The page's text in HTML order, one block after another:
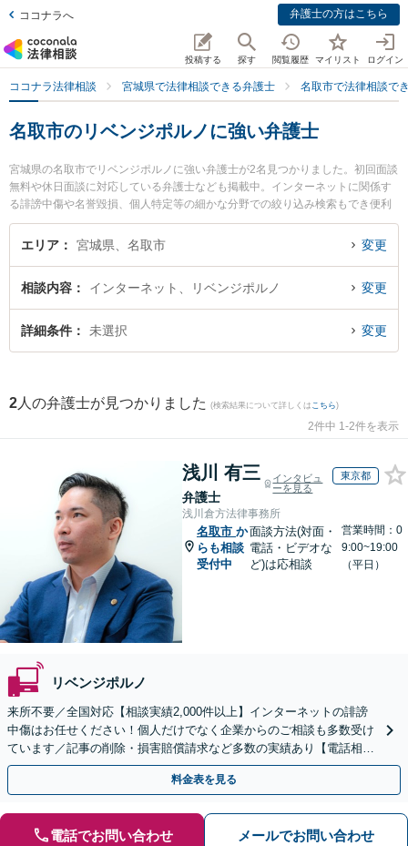
ココナラへ 弁護士の方はこちら
投稿する 探す 閲覧履歴 マイリスト ログイン
ココナラ法律相談 宮城県で法律相談できる弁護士 名取市で法律相談で
名取市のリベンジポルノに強い弁護士
宮城県の名取市でリベンジポルノに強い弁護士が2名見つかりました。初回面談
無料や休日面談に対応している弁護士なども掲載中。インターネットに関係す
る誹謗中傷や名誉毀損、個人特定等の細かな分野での絞り込み検索もでき便利
です。特に弁護士法人法律事務所せんだい 名取オフィスの赤桐 仁輔弁護士やし
らとり法律事務所の白鳥 剛臣弁護士のプロフィール情報や弁護士費用、強みな
績豊富な近くの弁護士を検索したい』『初回相談無料でリベンジポルノを法律
相談できる名取市内の弁護士に相談予約したい』などでお困りの相談者さんに
おすすめです。
エリア 宮城県、名取市 変更
相談内容 インターネット、リベンジポルノ 変更
詳細条件 未選択 変更
2 人の弁護士が見つかりました (検索結果について詳しくは こちら)
2件中 1-2件を表示
浅川 有三
弁護士
インタビュ
ーを見る
東京都
浅川倉方法律事務所
名取市 か
らも相談
受付中
面談方法(対面・
電話・ビデオな
ど)は応相談
営業時間：0
9:00~19:00
（平日）
リベンジポルノ
来所不要／全国対応【相談実績2,000件以上】インターネットの誹謗
中傷はお任せください！個人だけでなく企業からのご相談も多数受け
ています／記事の削除・損害賠償請求など多数の実績あり【電話相談
可】【初回相談無料】【夜間休日面談可】
料金表を見る
電話でお問い合わせ メールでお問い合わせ